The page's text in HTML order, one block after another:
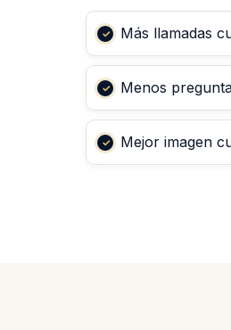
Más llamadas
Menos
Mejor imagen